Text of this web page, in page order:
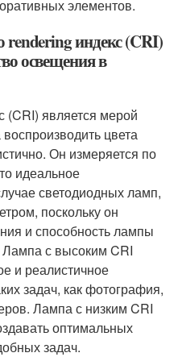
элементов.
rendering индекс (CRI)
освещения в
(CRI) является мерой
цвета
Он измеряется по
идеальное
светодиодных ламп,
поскольку он
и способность лампы
Лампа с высоким CRI
и реалистичное
задач, как фотография,
Лампа с низким CRI
оптимальных
задач.